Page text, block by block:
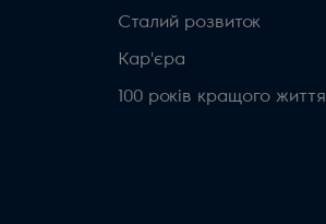
Сталий розвиток
Кар'єра
100 років кращого життя